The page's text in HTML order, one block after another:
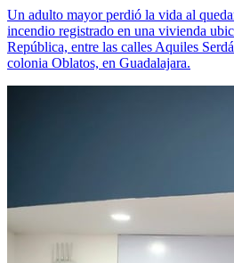
Un adulto mayor perdió la vida al
incendio registrado en una vivienda
República, entre las calles Aquiles
colonia Oblatos, en Guadalajara.